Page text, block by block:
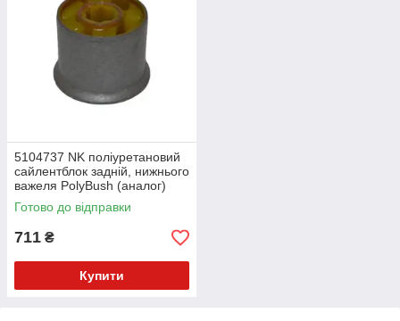
5104737 NK поліуретановий
сайлентблок задній, нижнього
важеля PolyBush (аналог)
v17
Готово до відправки
711 ₴
Купити